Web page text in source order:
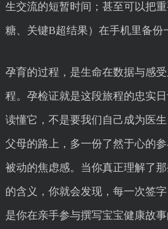
生交流的短暂时间；甚至可以把
糖、关键B超结果）在手机里备份
孕育的过程，是生命在数据与感
程。孕检证就是这段旅程的忠实日
读懂它，不是要我们自己成为医
父母的路上，多一份了然于心的
被动的焦虑感。当你真正理解了
的含义，你就会发现，每一次签
是你在亲手参与撰写宝宝健康故